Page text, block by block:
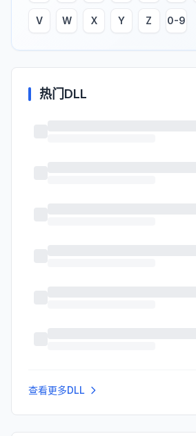
V W X Y Z 0-9
热门DLL
查看更多DLL